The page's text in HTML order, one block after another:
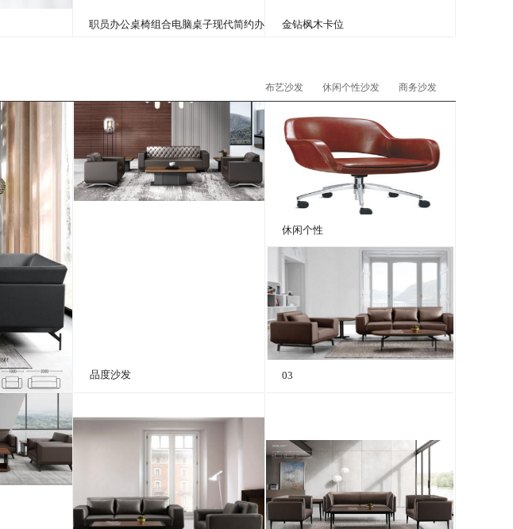
职员办公桌椅组合电脑桌子现代简约办 金钻枫木卡位
商务沙发
休闲个性沙发
布艺沙发
品度沙发
休闲个性
03